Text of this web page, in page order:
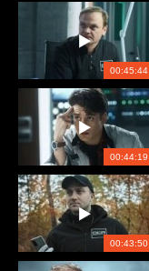
00:45:44
00:44:19
00:43:50